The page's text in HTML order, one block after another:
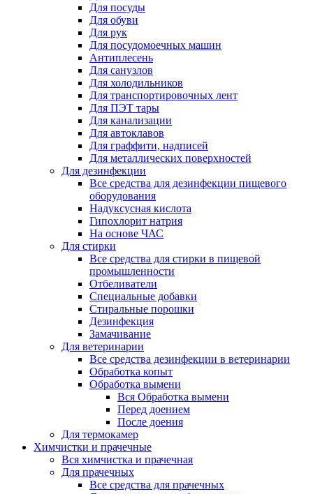
Для посуды
Для обуви
Для рук
Для посудомоечных машин
Антиплесень
Для санузлов
Для холодильников
Для транспортировочных лент
Для ПЭТ тары
Для канализации
Для автоклавов
Для граффити, надписей
Для металлических поверхностей
Для дезинфекции
Все средства для дезинфекции пищевого
оборудования
Надуксусная кислота
Гипохлорит натрия
На основе ЧАС
Для стирки
Все средства для стирки в пищевой
промышленности
Отбеливатели
Специальные добавки
Стиральные порошки
Дезинфекция
Замачивание
Для ветеринарии
Все средства дезинфекции в ветеринарии
Обработка копыт
Обработка вымени
Вся Обработка вымени
Перед доением
После доения
Для термокамер
Химчистки и прачечные
Вся химчистка и прачечная
Для прачечных
Все средства для прачечных